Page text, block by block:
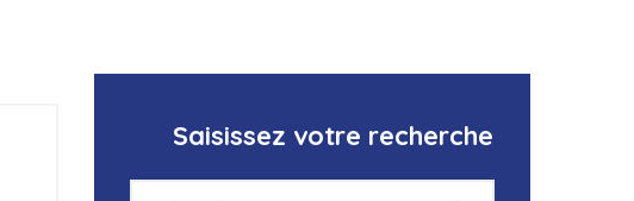
Saisissez votre recherche